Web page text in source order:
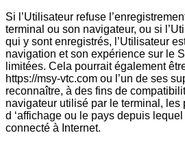
Si l’Utilisateur refuse
terminal ou son navigateur, ou si
qui y sont enregistrés, l’Utilisateur
navigation et son expérience sur le
limitées. Cela pourrait également
https://msy-vtc.com ou l’un de ses
reconnaître, à des fins de
navigateur utilisé par le terminal, les
d ‘affichage ou le pays depuis
connecté à Internet.